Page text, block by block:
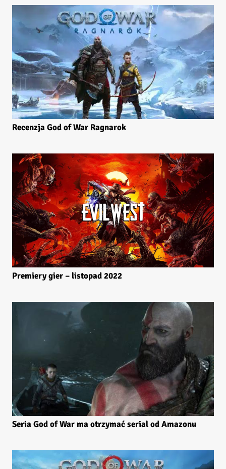
Recenzja God of War Ragnarok
Premiery gier – listopad 2022
Seria God of War ma otrzymać serial od Amazonu